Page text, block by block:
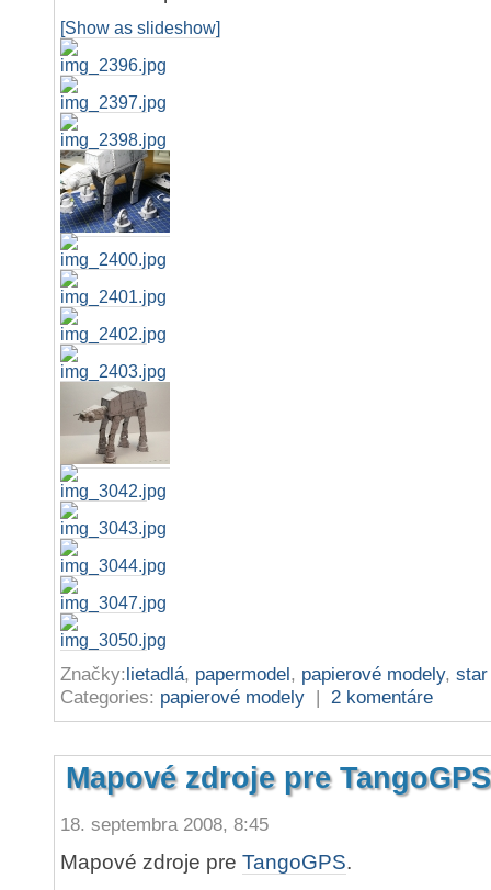
[Show as slideshow]
Značky:lietadlá, papermodel, papierové modely,
Categories: papierové modely | 2 komentáre
Mapové zdroje pre TangoGPS
18. septembra 2008, 8:45
Mapové zdroje pre TangoGPS.